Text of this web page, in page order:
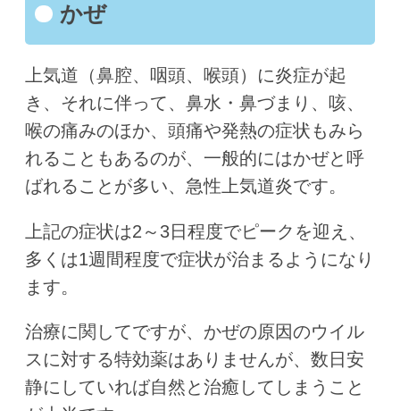
かぜ
上気道（鼻腔、咽頭、喉頭）に炎症が起
き、それに伴って、鼻水・鼻づまり、咳、
喉の痛みのほか、頭痛や発熱の症状もみら
れることもあるのが、一般的にはかぜと呼
ばれることが多い、急性上気道炎です。
上記の症状は2～3日程度でピークを迎え、
多くは1週間程度で症状が治まるようになり
ます。
治療に関してですが、かぜの原因のウイル
スに対する特効薬はありませんが、数日安
静にしていれば自然と治癒してしまうこと